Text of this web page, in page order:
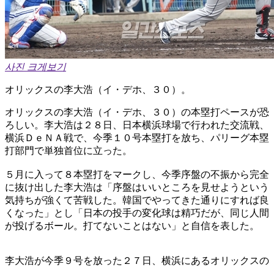
사진 크게보기
オリックスの李大浩（イ・デホ、３０）。
オリックスの李大浩（イ・デホ、３０）の本塁打ペースが恐
ろしい。李大浩は２８日、日本横浜球場で行われた交流戦、
横浜ＤｅＮＡ戦で、今季１０号本塁打を放ち、パリーグ本塁
打部門で単独首位に立った。
５月に入って８本塁打をマークし、今季序盤の不振から完全
に抜け出した李大浩は「序盤はいいところを見せようという
気持ちが強くて苦戦した。韓国でやってきた通りにすれば良
くなった」とし「日本の投手の変化球は精巧だが、同じ人間
が投げるボール。打てないことはない」と自信を表した。
李大浩が今季９号を放った２７日、横浜にあるオリックスの